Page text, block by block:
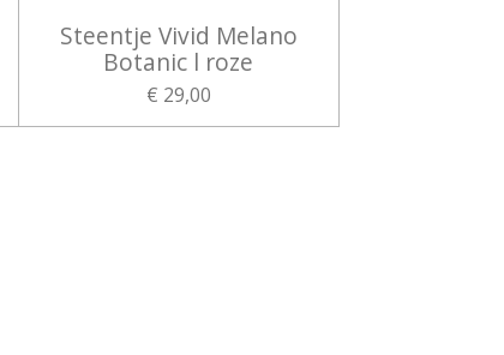
Steentje Vivid Melano
Botanic l roze
€ 29,00